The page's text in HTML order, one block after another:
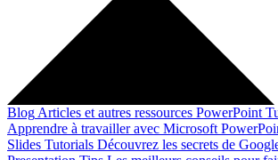
Blog Articles et autres ressources PowerPoint
Apprendre à travailler avec Microsoft
Slides Tutorials Découvrez les secrets de